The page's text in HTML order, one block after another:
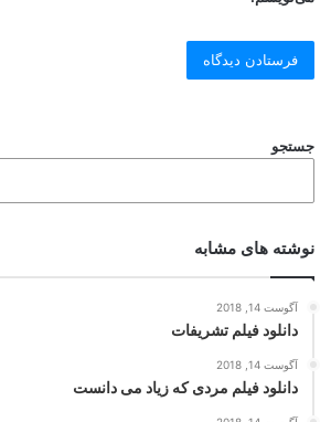
جستجو
نوشته های مشابه
آگوست 14, 2018
دانلود فیلم تشریفات
آگوست 14, 2018
دانلود فیلم مردی که زیاد می دانست